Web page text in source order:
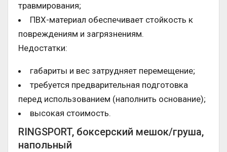
травмирования;
ПВХ-материал обеспечивает стойкость к
повреждениям и загрязнениям.
Недостатки:
габариты и вес затрудняет перемещение;
требуется предварительная подготовка
перед использованием (наполнить основание);
высокая стоимость.
RINGSPORT, боксерский мешок/груша,
напольный